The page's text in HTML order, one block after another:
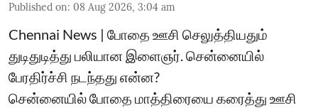
Published on: 08 Aug 2026, 3:04 am
Chennai News | போதை ஊசி செலுத்தியதும்
துடிதுடித்து பலியான இளைஞர். சென்னையில்
பேரதிர்ச்சி நடந்தது என்ன?
சென்னையில் போதை மாத்திரையை கரைத்து ஊசி